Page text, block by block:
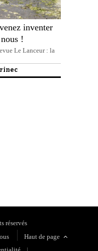
inventer
!
Le Lanceur : la
réservés
Haut de page